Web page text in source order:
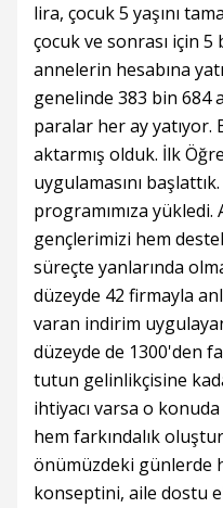
lira, çocuk 5 yaşını
çocuk ve sonrası için
annelerin hesabına
genelinde 383 bin 684
paralar her ay yatıyor.
aktarmış olduk. İlk
uygulamasını
programımıza
gençlerimizi hem
süreçte yanlarında
düzeyde 42 firmayla
varan indirim
düzeyde de 1300'den
tutun gelinlikçisine
ihtiyacı varsa o
hem farkındalık
önümüzdeki günlerde
konseptini, aile dostu